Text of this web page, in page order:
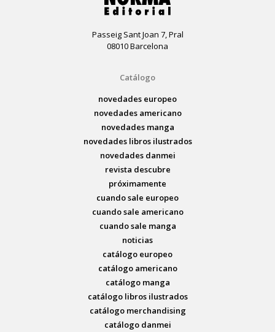
Passeig Sant Joan 7, Pral
08010 Barcelona
Catálogo
novedades europeo
novedades americano
novedades manga
novedades libros ilustrados
novedades danmei
revista descubre
próximamente
cuando sale europeo
cuando sale americano
cuando sale manga
noticias
catálogo europeo
catálogo americano
catálogo manga
catálogo libros ilustrados
catálogo merchandising
catálogo danmei